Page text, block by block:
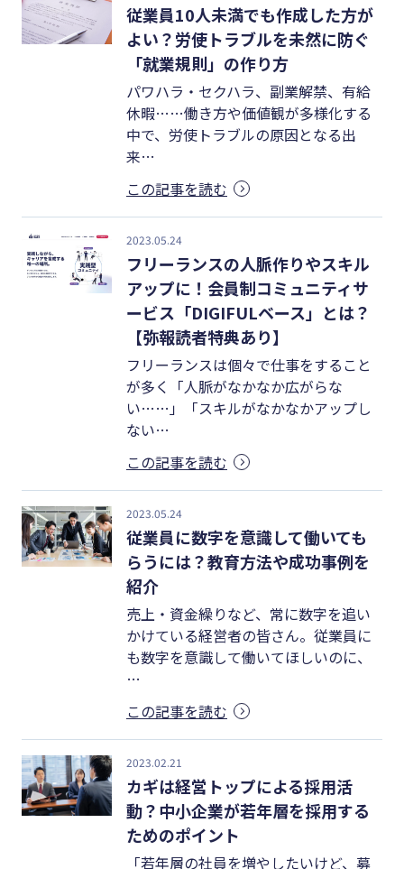
従業員10人未満でも作成した方が
よい？労使トラブルを未然に防ぐ
「就業規則」の作り方
パワハラ・セクハラ、副業解禁、有給
休暇……働き方や価値観が多様化する
中で、労使トラブルの原因となる出
来…
この記事を読む
2023.05.24
フリーランスの人脈作りやスキル
アップに！会員制コミュニティサ
ービス「DIGIFULベース」とは？
【弥報読者特典あり】
フリーランスは個々で仕事をすること
が多く「人脈がなかなか広がらな
い……」「スキルがなかなかアップし
ない…
この記事を読む
2023.05.24
従業員に数字を意識して働いても
らうには？教育方法や成功事例を
紹介
売上・資金繰りなど、常に数字を追い
かけている経営者の皆さん。従業員に
も数字を意識して働いてほしいのに、
…
この記事を読む
2023.02.21
カギは経営トップによる採用活
動？中小企業が若年層を採用する
ためのポイント
「若年層の社員を増やしたいけど、募